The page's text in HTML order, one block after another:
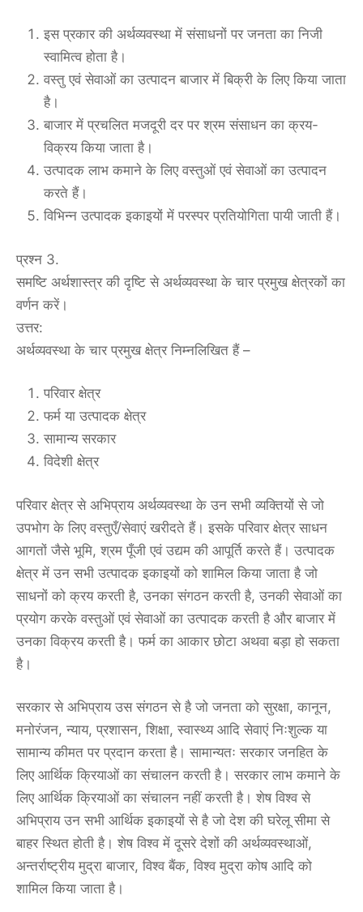
इस प्रकार की अर्थव्यवस्था में संसाधनों पर जनता का निजी
स्वामित्व होता है।
वस्तु एवं सेवाओं का उत्पादन बाजार में बिक्री के लिए किया जाता
है।
बाजार में प्रचलित मजदूरी दर पर श्रम संसाधन का क्रय-
विक्रय किया जाता है।
उत्पादक लाभ कमाने के लिए वस्तुओं एवं सेवाओं का उत्पादन
करते हैं।
विभिन्न उत्पादक इकाइयों में परस्पर प्रतियोगिता पायी जाती हैं।
प्रश्न 3.
समष्टि अर्थशास्त्र की दृष्टि से अर्थव्यवस्था के चार प्रमुख क्षेत्रकों का
वर्णन करें।
उत्तर:
अर्थव्यवस्था के चार प्रमुख क्षेत्र निम्नलिखित हैं –
परिवार क्षेत्र
फर्म या उत्पादक क्षेत्र
सामान्य सरकार
विदेशी क्षेत्र
परिवार क्षेत्र से अभिप्राय अर्थव्यवस्था के उन सभी व्यक्तियों से जो
उपभोग के लिए वस्तुएँ/सेवाएं खरीदते हैं। इसके परिवार क्षेत्र साधन
आगतों जैसे भूमि, श्रम पूँजी एवं उद्यम की आपूर्ति करते हैं। उत्पादक
क्षेत्र में उन सभी उत्पादक इकाइयों को शामिल किया जाता है जो
साधनों को क्रय करती है, उनका संगठन करती है, उनकी सेवाओं का
प्रयोग करके वस्तुओं एवं सेवाओं का उत्पादक करती है और बाजार में
उनका विक्रय करती है। फर्म का आकार छोटा अथवा बड़ा हो सकता
है।
सरकार से अभिप्राय उस संगठन से है जो जनता को सुरक्षा, कानून,
मनोरंजन, न्याय, प्रशासन, शिक्षा, स्वास्थ्य आदि सेवाएं निःशुल्क या
सामान्य कीमत पर प्रदान करता है। सामान्यतः सरकार जनहित के
लिए आर्थिक क्रियाओं का संचालन करती है। सरकार लाभ कमाने के
लिए आर्थिक क्रियाओं का संचालन नहीं करती है। शेष विश्व से
अभिप्राय उन सभी आर्थिक इकाइयों से है जो देश की घरेलू सीमा से
बाहर स्थित होती है। शेष विश्व में दूसरे देशों की अर्थव्यवस्थाओं,
अन्तर्राष्ट्रीय मुद्रा बाजार, विश्व बैंक, विश्व मुद्रा कोष आदि को
शामिल किया जाता है।